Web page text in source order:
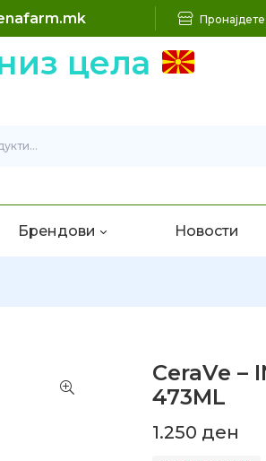
Пронајдете
цела
Брендови Новости
CeraVe –
473ML
1.250 ден